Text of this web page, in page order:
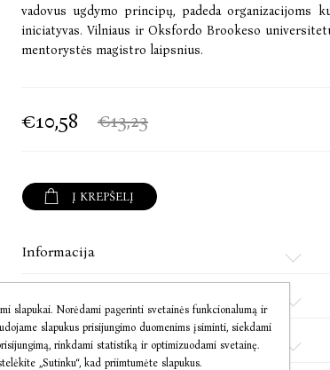
vadovus ugdymo principų, padeda
iniciatyvas. Vilniaus ir Oksfordo Brookeso
mentorystės magistro laipsnius.
€10,58 €13,23
Į KREPŠELĮ
Informacija
Susisiekite
slapukai. Norėdami pagerinti svetainės funkcionalumą ir
slapukus prisijungimo duomenims įsiminti, siekdami
rinkdami statistiką ir optimizuodami svetainę.
„Sutinku“, kad priimtumėte slapukus.